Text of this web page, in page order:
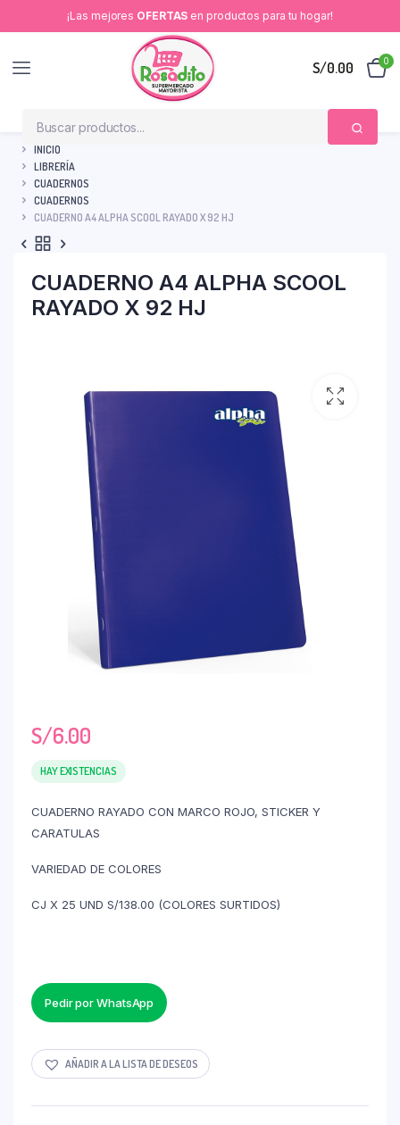
¡Las mejores OFERTAS en productos para tu hogar!
S/0.00 0
INICIO
LIBRERÍA
CUADERNOS
CUADERNOS
CUADERNO A4 ALPHA SCOOL RAYADO X 92 HJ
CUADERNO A4 ALPHA SCOOL
RAYADO X 92 HJ
S/6.00
HAY EXISTENCIAS
CUADERNO RAYADO CON MARCO ROJO, STICKER Y
CARATULAS
VARIEDAD DE COLORES
CJ X 25 UND S/138.00 (COLORES SURTIDOS)
Pedir por WhatsApp
AÑADIR A LA LISTA DE DESEOS